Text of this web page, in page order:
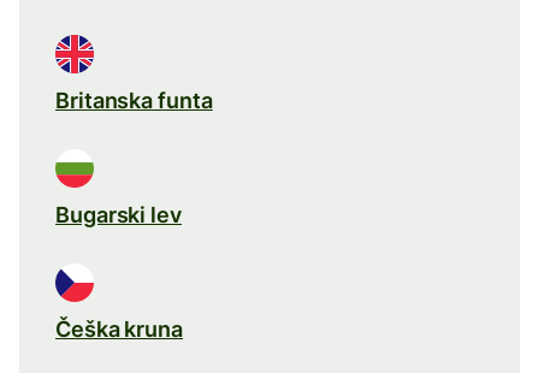
Britanska funta
Bugarski lev
Češka kruna